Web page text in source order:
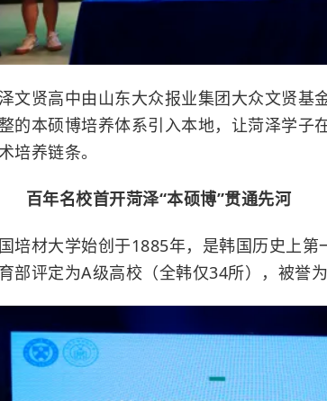
文贤高中由山东大众报业集团大众文贤基
的本硕博培养体系引入本地，让菏泽学子
培养链条。
百年名校首开菏泽“本硕博”贯通先河
培材大学始创于1885年，是韩国历史上
部评定为A级高校（全韩仅34所），被誉为